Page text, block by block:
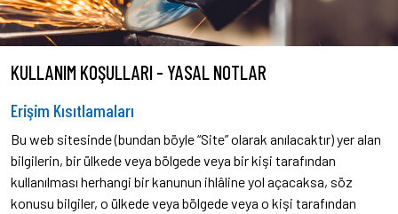
KULLANIM KOŞULLARI - YASAL NOTLAR
Erişim Kısıtlamaları
Bu web sitesinde (bundan böyle “Site” olarak anılacaktır) yer alan
bilgilerin, bir ülkede veya bölgede veya bir kişi tarafından
kullanılması herhangi bir kanunun ihlâline yol açacaksa, söz
konusu bilgiler, o ülkede veya bölgede veya o kişi tarafından